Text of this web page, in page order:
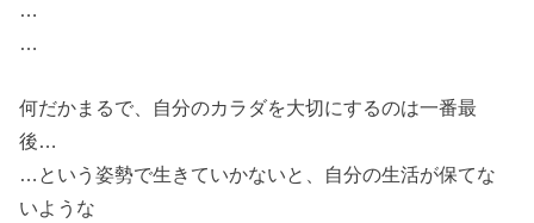
何だかまるで、自分のカラダを大切にするのは一番最
後…
…という姿勢で生きていかないと、自分の生活が保てな
いような